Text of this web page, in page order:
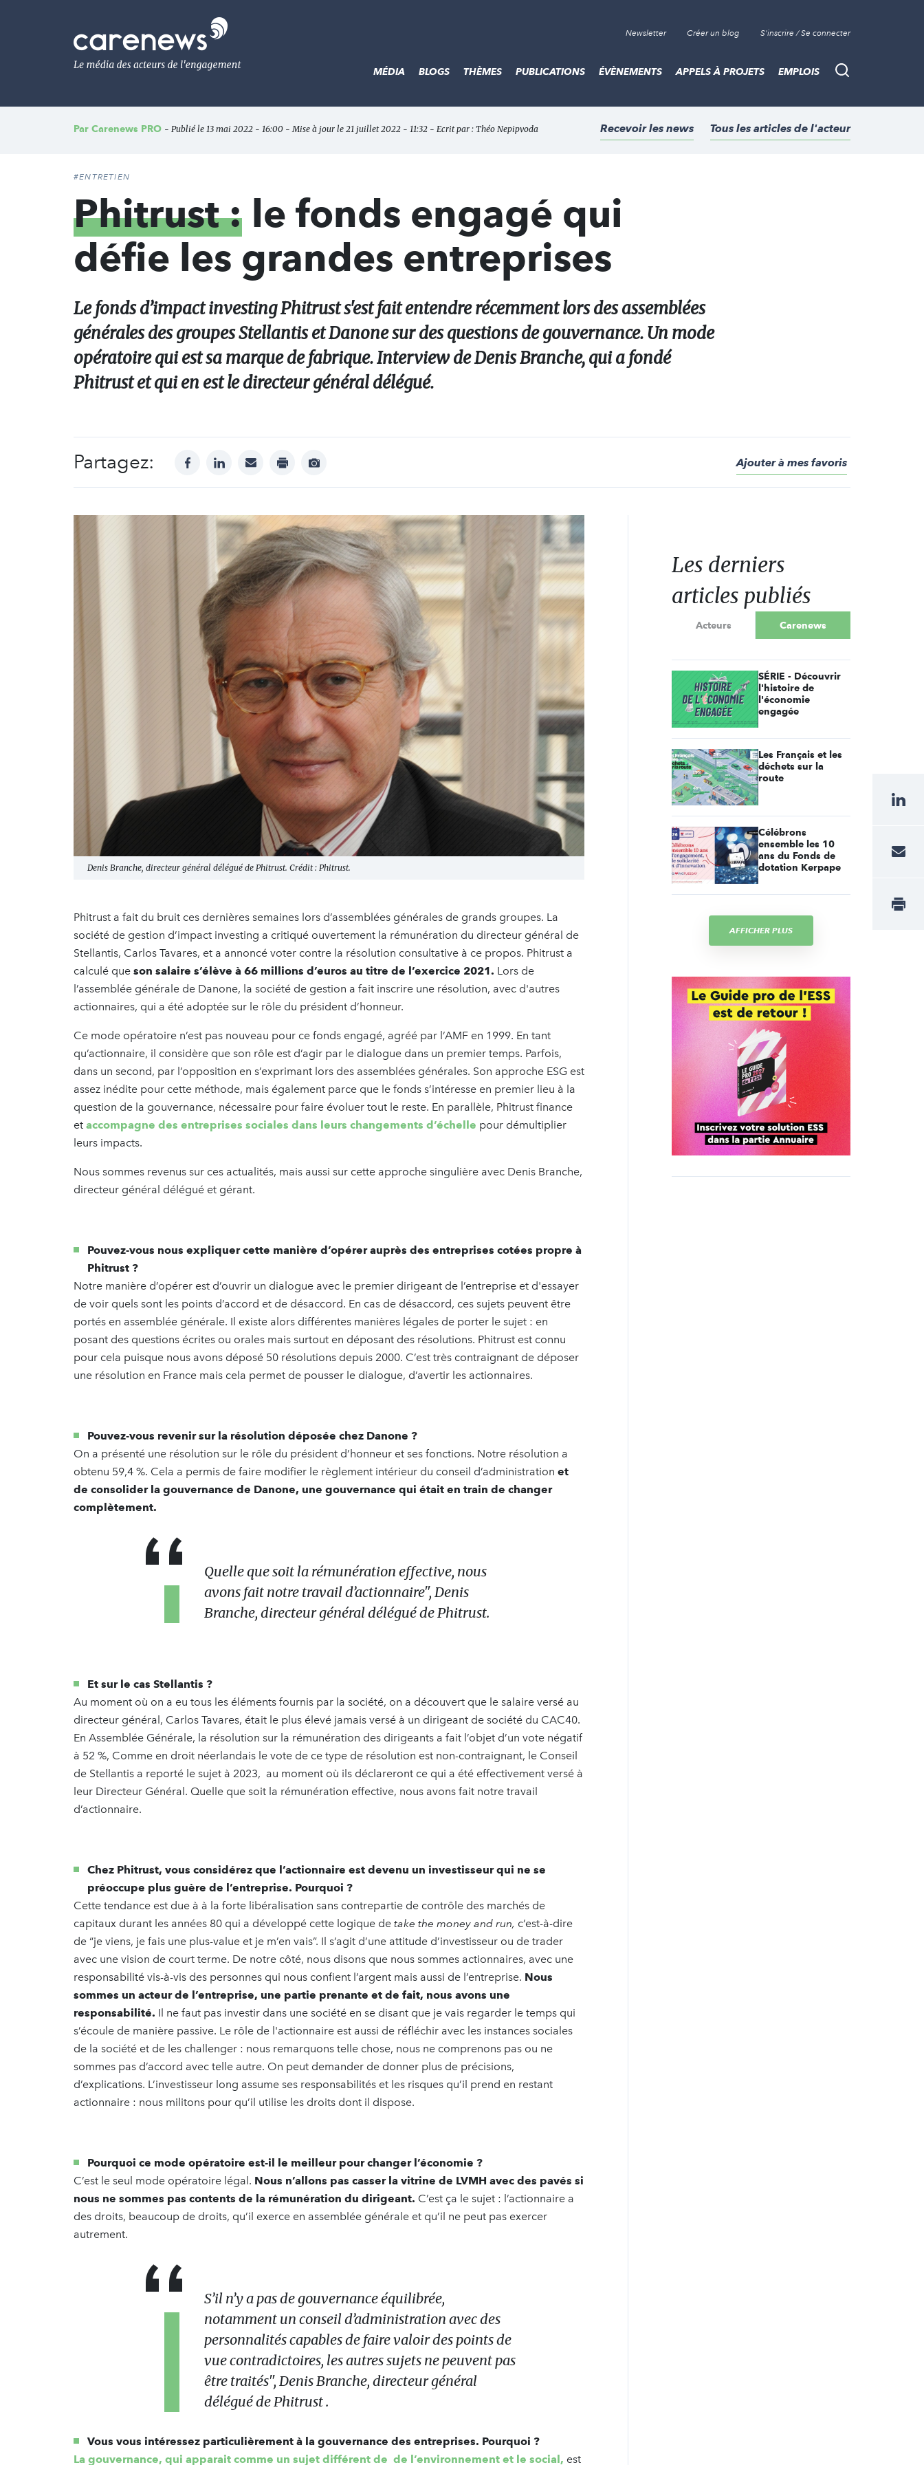
Le
média
de
l'engagement
Newsletter Créer un blog S'inscrire / Se connecter
Recherche
MÉDIA BLOGS THÈMES PUBLICATIONS ÉVÈNEMENTS APPELS À PROJETS EMPLOIS
Par Carenews PRO - Publié le 13 mai 2022 - 16:00 - Mise à jour le 21 juillet 2022 - 11:32 - Ecrit par : Théo Nepipvoda Recevoir les news Tous les articles de l'acteur
#ENTRETIEN
Phitrust : le fonds engagé qui
défie les grandes entreprises
Le fonds d’impact investing Phitrust s'est fait entendre récemment lors des assemblées
générales des groupes Stellantis et Danone sur des questions de gouvernance. Un mode
opératoire qui est sa marque de fabrique. Interview de Denis Branche, qui a fondé
Phitrust et qui en est le directeur général délégué.
Partagez: facebooklinkedinmail print
Afficher
Ajouter à mes favoris
Denis Branche, directeur général délégué de Phitrust. Crédit : Phitrust.
Phitrust a fait du bruit ces dernières semaines lors d’assemblées générales de grands groupes. La
société de gestion d’impact investing a critiqué ouvertement la rémunération du directeur général de
Stellantis, Carlos Tavares, et a annoncé voter contre la résolution consultative à ce propos. Phitrust a
calculé que son salaire s’élève à 66 millions d’euros au titre de l’exercice 2021. Lors de
l’assemblée générale de Danone, la société de gestion a fait inscrire une résolution, avec d'autres
actionnaires, qui a été adoptée sur le rôle du président d’honneur.
Ce mode opératoire n’est pas nouveau pour ce fonds engagé, agréé par l’AMF en 1999. En tant
qu’actionnaire, il considère que son rôle est d’agir par le dialogue dans un premier temps. Parfois,
dans un second, par l’opposition en s’exprimant lors des assemblées générales. Son approche ESG est
assez inédite pour cette méthode, mais également parce que le fonds s’intéresse en premier lieu à la
question de la gouvernance, nécessaire pour faire évoluer tout le reste. En parallèle, Phitrust finance
et accompagne des entreprises sociales dans leurs changements d’échelle pour démultiplier
leurs impacts.
Nous sommes revenus sur ces actualités, mais aussi sur cette approche singulière avec Denis Branche,
directeur général délégué et gérant.
Pouvez-vous nous expliquer cette manière d’opérer auprès des entreprises cotées propre à
Phitrust ?
Notre manière d’opérer est d’ouvrir un dialogue avec le premier dirigeant de l’entreprise et d'essayer
de voir quels sont les points d’accord et de désaccord. En cas de désaccord, ces sujets peuvent être
portés en assemblée générale. Il existe alors différentes manières légales de porter le sujet : en
posant des questions écrites ou orales mais surtout en déposant des résolutions. Phitrust est connu
pour cela puisque nous avons déposé 50 résolutions depuis 2000. C’est très contraignant de déposer
une résolution en France mais cela permet de pousser le dialogue, d’avertir les actionnaires.
Pouvez-vous revenir sur la résolution déposée chez Danone ?
On a présenté une résolution sur le rôle du président d’honneur et ses fonctions. Notre résolution a
obtenu 59,4 %. Cela a permis de faire modifier le règlement intérieur du conseil d’administration et
de consolider la gouvernance de Danone, une gouvernance qui était en train de changer
complètement.
Quelle que soit la rémunération effective, nous
avons fait notre travail d’actionnaire", Denis
Branche, directeur général délégué de Phitrust.
Et sur le cas Stellantis ?
Au moment où on a eu tous les éléments fournis par la société, on a découvert que le salaire versé au
directeur général, Carlos Tavares, était le plus élevé jamais versé à un dirigeant de société du CAC40.
En Assemblée Générale, la résolution sur la rémunération des dirigeants a fait l’objet d’un vote négatif
à 52 %, Comme en droit néerlandais le vote de ce type de résolution est non-contraignant, le Conseil
de Stellantis a reporté le sujet à 2023, au moment où ils déclareront ce qui a été effectivement versé à
leur Directeur Général. Quelle que soit la rémunération effective, nous avons fait notre travail
d’actionnaire.
Chez Phitrust, vous considérez que l’actionnaire est devenu un investisseur qui ne se
préoccupe plus guère de l’entreprise. Pourquoi ?
Cette tendance est due à à la forte libéralisation sans contrepartie de contrôle des marchés de
capitaux durant les années 80 qui a développé cette logique de take the money and run, c’est-à-dire
de “je viens, je fais une plus-value et je m’en vais”. Il s’agit d’une attitude d’investisseur ou de trader
avec une vision de court terme. De notre côté, nous disons que nous sommes actionnaires, avec une
responsabilité vis-à-vis des personnes qui nous confient l’argent mais aussi de l’entreprise. Nous
sommes un acteur de l’entreprise, une partie prenante et de fait, nous avons une
responsabilité. Il ne faut pas investir dans une société en se disant que je vais regarder le temps qui
s’écoule de manière passive. Le rôle de l'actionnaire est aussi de réfléchir avec les instances sociales
de la société et de les challenger : nous remarquons telle chose, nous ne comprenons pas ou ne
sommes pas d’accord avec telle autre. On peut demander de donner plus de précisions,
d’explications. L’investisseur long assume ses responsabilités et les risques qu’il prend en restant
actionnaire : nous militons pour qu’il utilise les droits dont il dispose.
Pourquoi ce mode opératoire est-il le meilleur pour changer l’économie ?
C’est le seul mode opératoire légal. Nous n’allons pas casser la vitrine de LVMH avec des pavés si
nous ne sommes pas contents de la rémunération du dirigeant. C’est ça le sujet : l’actionnaire a
des droits, beaucoup de droits, qu’il exerce en assemblée générale et qu’il ne peut pas exercer
autrement.
S’il n’y a pas de gouvernance équilibrée,
notamment un conseil d’administration avec des
personnalités capables de faire valoir des points de
vue contradictoires, les autres sujets ne peuvent pas
être traités", Denis Branche, directeur général
délégué de Phitrust .
Vous vous intéressez particulièrement à la gouvernance des entreprises. Pourquoi ?
La gouvernance, qui apparait comme un sujet différent de de l’environnement et le social, est
Les derniers
articles publiés
Acteurs Carenews
SÉRIE - Découvrir
l'histoire de
l'économie
engagée
Les Français et les
déchets sur la
route
Célébrons
ensemble les 10
ans du Fonds de
dotation Kerpape
AFFICHER PLUS